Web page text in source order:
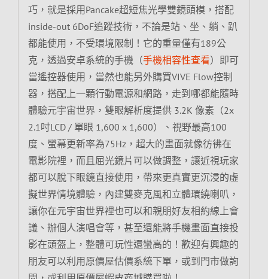
巧，就是採用Pancake超短焦光學雙鏡頭模，搭配
inside-out 6DoF追蹤技術，不論是站、坐、躺、趴
都能使用，不受環境限制！它的重量僅有189公
克，透過安卓系統的手機（手機相容性查看）即可
當遙控器使用，當然也能另外購買VIVE Flow控制
器，搭配上一顆行動電源和網路，走到哪都能隨時
體驗元宇宙世界，雙眼解析度提供 3.2K 像素（2x
2.1吋LCD / 單眼 1,600 x 1,600）、視野最高100
度、螢幕更新率為75Hz，超大的畫面就像彷彿在
電影院裡，而且屈光鏡片可以做調整，讓近視玩家
都可以脫下眼鏡直接使用，帶來更真實更沉浸的虛
擬世界情境體驗，內建雙麥克風和立體環繞喇叭，
讓你在元宇宙世界裡也可以和親朋好友相約線上會
議、辦個人演唱會等，甚至還能將手機畫面直接投
影在頭盔上，整體可玩性還蠻高的！歡迎有興趣的
朋友可以利用原價屋估價系統下單，或到門市做詢